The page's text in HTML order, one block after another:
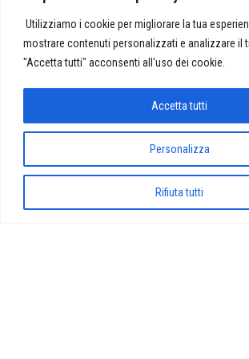
Utilizziamo i cookie per migliorare la tua
mostrare contenuti personalizzati e analizzare il
"Accetta tutti" acconsenti all'uso dei cookie.
Personalizza
Rifiuta tutti
Accetta tutti
2023
Di